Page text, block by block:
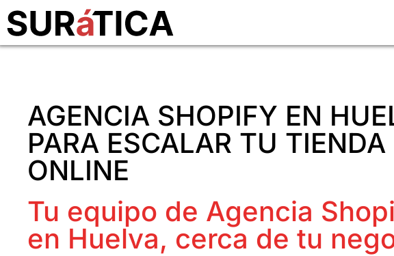
AGENCIA SHOPIFY EN
PARA ESCALAR TU TIENDA
ONLINE
Tu equipo de Agencia
en Huelva, cerca de tu